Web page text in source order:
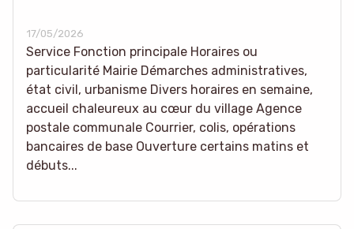
17/05/2026
Service Fonction principale Horaires ou
particularité Mairie Démarches administratives,
état civil, urbanisme Divers horaires en semaine,
accueil chaleureux au cœur du village Agence
postale communale Courrier, colis, opérations
bancaires de base Ouverture certains matins et
débuts...